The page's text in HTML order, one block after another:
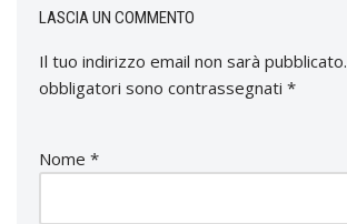
LASCIA UN COMMENTO
Il tuo indirizzo email non sarà pubblicato.
obbligatori sono contrassegnati *
Nome *